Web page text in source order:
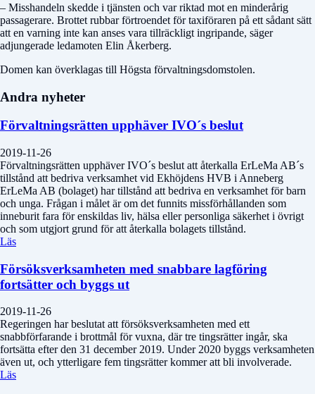
– Misshandeln skedde i tjänsten och var riktad mot en minderårig
passagerare. Brottet rubbar förtroendet för taxiföraren på ett sådant sätt
att en varning inte kan anses vara tillräckligt ingripande, säger
adjungerade ledamoten Elin Åkerberg.
Domen kan överklagas till Högsta förvaltningsdomstolen.
Andra nyheter
Förvaltningsrätten upphäver IVO´s beslut
2019-11-26
Förvaltningsrätten upphäver IVO´s beslut att återkalla ErLeMa AB´s
tillstånd att bedriva verksamhet vid Ekhöjdens HVB i Anneberg
ErLeMa AB (bolaget) har tillstånd att bedriva en verksamhet för barn
och unga. Frågan i målet är om det funnits missförhållanden som
inneburit fara för enskildas liv, hälsa eller personliga säkerhet i övrigt
och som utgjort grund för att återkalla bolagets tillstånd.
Läs
Försöksverksamheten med snabbare lagföring
fortsätter och byggs ut
2019-11-26
Regeringen har beslutat att försöksverksamheten med ett
snabbförfarande i brottmål för vuxna, där tre tingsrätter ingår, ska
fortsätta efter den 31 december 2019. Under 2020 byggs verksamheten
även ut, och ytterligare fem tingsrätter kommer att bli involverade.
Läs